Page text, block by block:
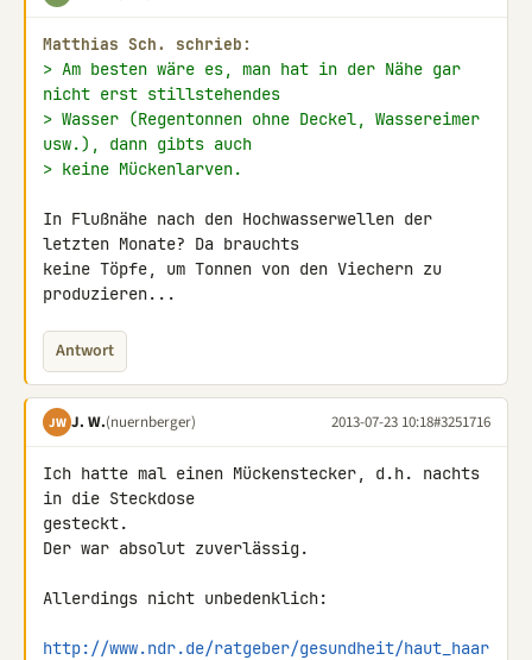
Matthias Sch. schrieb:
> Am besten wäre es, man hat in der Nähe gar
nicht erst stillstehendes
> Wasser (Regentonnen ohne Deckel, Wassereimer
usw.), dann gibts auch
> keine Mückenlarven.
In Flußnähe nach den Hochwasserwellen der
letzten Monate? Da brauchts
keine Töpfe, um Tonnen von den Viechern zu
produzieren...
Antwort
JW J. W.(nuernberger) 2013-07-23 10:18#3251716
Ich hatte mal einen Mückenstecker, d.h. nachts
in die Steckdose
gesteckt.
Der war absolut zuverlässig.
Allerdings nicht unbedenklich:
http://www.ndr.de/ratgeber/gesundheit/haut_haar